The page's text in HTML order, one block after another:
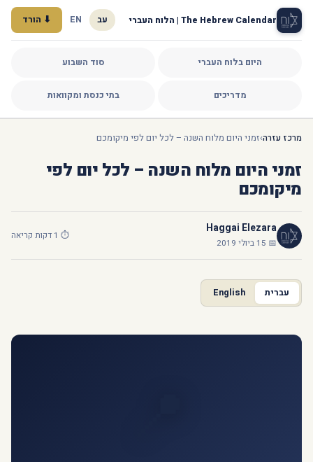
The Hebrew Calendar | הלוח העברי
היום בלוח העברי סוד השבוע
מדריכים בתי כנסת ומקוואות
עב EN ⬇ הורד
מרכז עזרה›זמני היום מלוח השנה – לכל יום לפי מיקומכם
זמני היום מלוח השנה – לכל יום לפי
מיקומכם
Haggai Elezara
📅 15 ביולי 2019
⏱ 1 דקות קריאה
עברית English